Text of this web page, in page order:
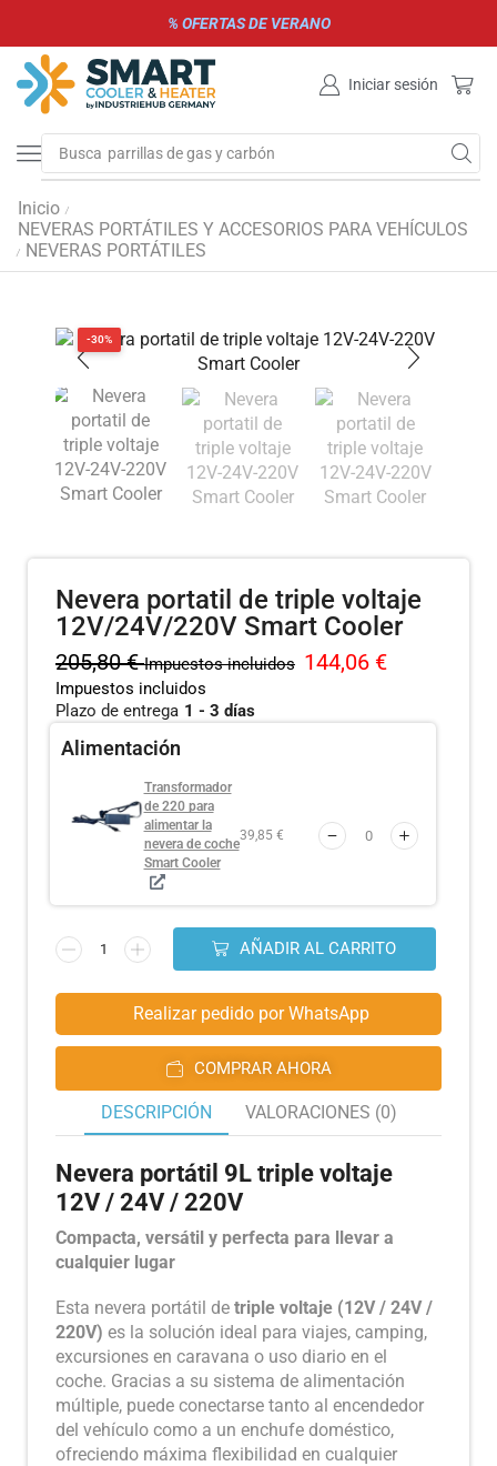
% OFERTAS DE VERANO
Iniciar sesión
Busca parrillas de gas y carbón
Inicio /
NEVERAS PORTÁTILES Y ACCESORIOS PARA VEHÍCULOS
/ NEVERAS PORTÁTILES
-30%
Nevera portatil de triple voltaje
12V/24V/220V Smart Cooler
205,80€ Impuestos incluidos 144,06 €
Impuestos incluidos
Plazo de entrega 1 - 3 días
Alimentación
Transformador
de 220 para
alimentar la
nevera de coche
Smart Cooler
39,85 €
AÑADIR AL CARRITO
Realizar pedido por WhatsApp
COMPRAR AHORA
DESCRIPCIÓN VALORACIONES (0)
Nevera portátil 9L triple voltaje
12V / 24V / 220V
Compacta, versátil y perfecta para llevar a
cualquier lugar
Esta nevera portátil de triple voltaje (12V / 24V /
220V) es la solución ideal para viajes, camping,
excursiones en caravana o uso diario en el
coche. Gracias a su sistema de alimentación
múltiple, puede conectarse tanto al encendedor
del vehículo como a un enchufe doméstico,
ofreciendo máxima flexibilidad en cualquier